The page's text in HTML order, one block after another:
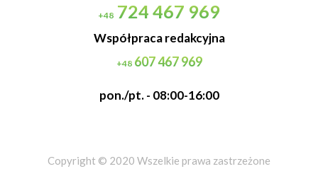
+48 724 467 969
Współpraca redakcyjna
+48607 467 969
pon./pt. - 08:00-16:00
Copyright © 2020 Wszelkie prawa zastrzeżone